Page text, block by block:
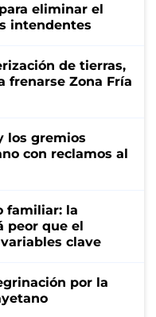
eliminar el
intendentes
de tierras,
frenarse Zona Fría
los gremios
con reclamos al
familiar: la
peor que el
clave
por la